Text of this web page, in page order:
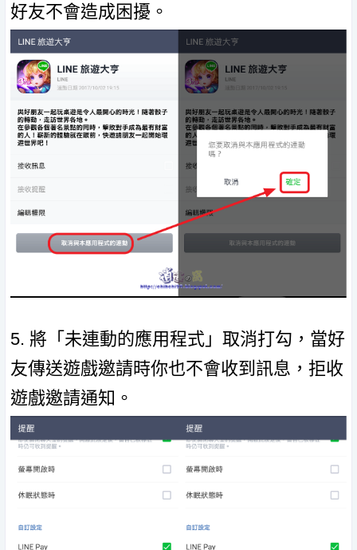
好友不會造成困擾。
5. 將「未連動的應用程式」取消打勾，當好
友傳送遊戲邀請時你也不會收到訊息，拒收
遊戲邀請通知。